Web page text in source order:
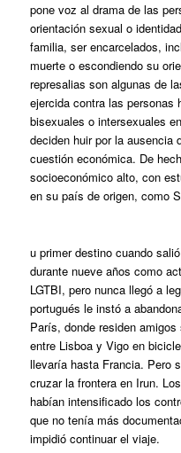
pone voz al drama de las
orientación sexual o
familia, ser encarcelados,
muerte o escondiendo su
represalias son algunas de
ejercida contra las personas
bisexuales o intersexuales
deciden huir por la ausencia
cuestión económica. De
socioeconómico alto, con
en su país de origen, como
u primer destino cuando
durante nueve años como
LGTBI, pero nunca llegó a
portugués le instó a
París, donde residen
entre Lisboa y Vigo en
llevaría hasta Francia. Pero
cruzar la frontera en Irun.
habían intensificado los
que no tenía más
impidió continuar el viaje.